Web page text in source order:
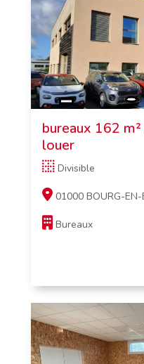
bureaux 162
louer
Divisible
01000 BOURG-EN-
Bureaux